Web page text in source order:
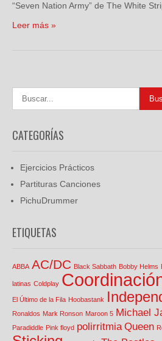
“Seven Nation Army” de The White
Leer más »
CATEGORÍAS
Ejercicios Prácticos
Partituras Canciones
PichuDrummer
ETIQUETAS
ABBA AC/DC Black Sabbath Bobby Helms
latinas Coldplay
El Último de la Fila Hoobastank
Ronaldos Mark Ronson Maroon 5 Michael
Paradiddle Pink floyd polirritmia Queen